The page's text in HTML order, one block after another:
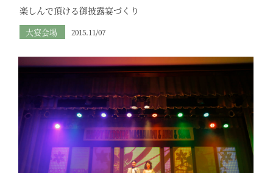
楽しんで頂ける御披露宴づくり
大宴会場 2015.11/07